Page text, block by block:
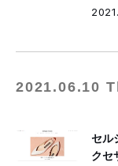
2021.06.10
セル
クセ